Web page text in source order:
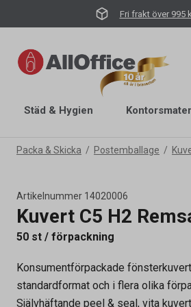
Fri frakt över 995
Städ & Hygien
Packa & Skicka Postemballage
Artikelnummer 14020006
Kuvert C5 H2
50 st / förpackning
Konsumentförpackade
standardformat och i flera olika
Självhäftande peel & seal, vita
OEM-nummer